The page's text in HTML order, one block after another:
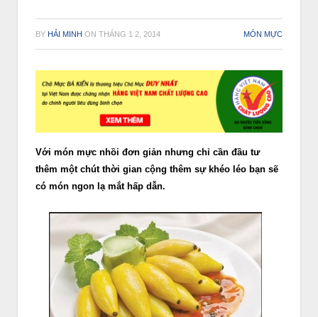
BY HẢI MINH ON THÁNG 1 2, 2014 MÓN MỰC
Với món mực nhồi đơn giản nhưng chỉ cần đầu tư
thêm một chút thời gian cộng thêm sự khéo léo bạn sẽ
có món ngon lạ mắt hấp dẫn.